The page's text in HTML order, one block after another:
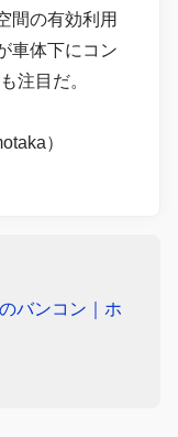
間の有効利用
車体下にコン
注目だ。
）
バンコン｜ホ